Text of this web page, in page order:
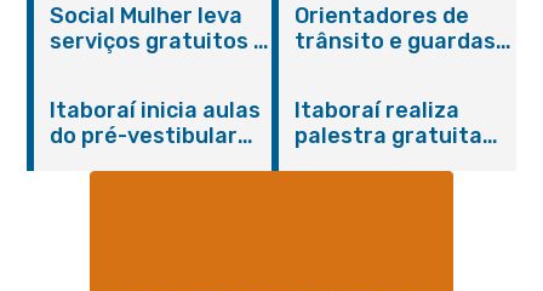
Social Mulher leva
serviços gratuitos à
sexta-feira (07/08)
Orientadores de
trânsito e guardas
primeiros socorros
em Itaboraí
Itaboraí inicia aulas
do pré-vestibular
Itaboraí realiza
palestra gratuita